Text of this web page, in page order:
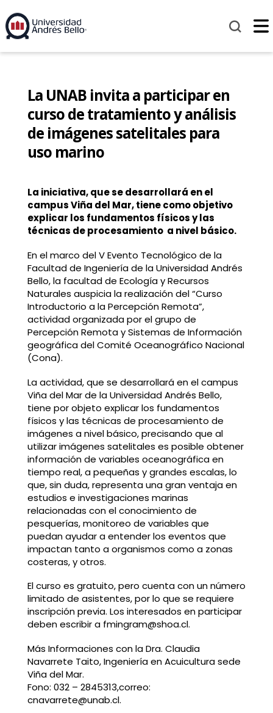
La UNAB invita a participar en
curso de tratamiento y análisis
de imágenes satelitales para
uso marino
La iniciativa, que se desarrollará en el
campus Viña del Mar, tiene como objetivo
explicar los fundamentos físicos y las
técnicas de procesamiento a nivel básico.
En el marco del V Evento Tecnológico de la
Facultad de Ingeniería de la Universidad Andrés
Bello, la facultad de Ecología y Recursos
Naturales auspicia la realización del “Curso
Introductorio a la Percepción Remota”,
actividad organizada por el grupo de
Percepción Remota y Sistemas de Información
geográfica del Comité Oceanográfico Nacional
(Cona).
La actividad, que se desarrollará en el campus
Viña del Mar de la Universidad Andrés Bello,
tiene por objeto explicar los fundamentos
físicos y las técnicas de procesamiento de
imágenes a nivel básico, precisando que al
utilizar imágenes satelitales es posible obtener
información de variables oceanográfica en
tiempo real, a pequeñas y grandes escalas, lo
que, sin duda, representa una gran ventaja en
estudios e investigaciones marinas
relacionadas con el conocimiento de
pesquerías, monitoreo de variables que
puedan ayudar a entender los eventos que
impactan tanto a organismos como a zonas
costeras, y otros.
El curso es gratuito, pero cuenta con un número
limitado de asistentes, por lo que se requiere
inscripción previa. Los interesados en participar
deben escribir a fmingram@shoa.cl.
Más Informaciones con la Dra. Claudia
Navarrete Taito, Ingeniería en Acuicultura sede
Viña del Mar.
Fono: 032 – 2845313,correo:
cnavarrete@unab.cl.